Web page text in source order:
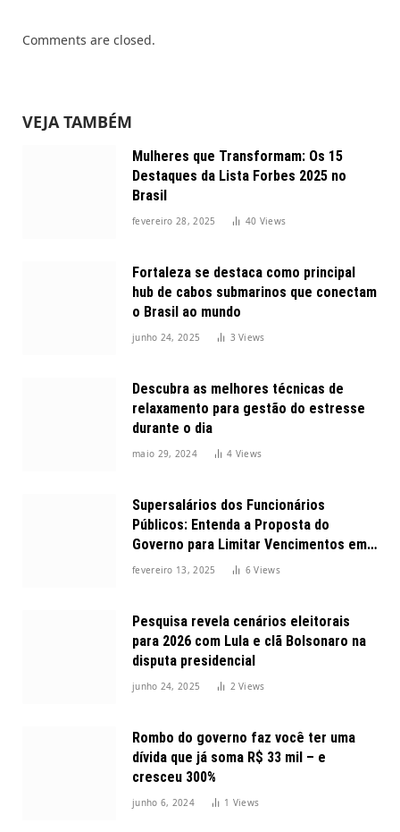
Comments are closed.
VEJA TAMBÉM
Mulheres que Transformam: Os 15
Destaques da Lista Forbes 2025 no
Brasil
fevereiro 28, 2025 40 Views
Fortaleza se destaca como principal
hub de cabos submarinos que conectam
o Brasil ao mundo
junho 24, 2025 3Views
Descubra as melhores técnicas de
relaxamento para gestão do estresse
durante o dia
maio 29, 2024 4 Views
Supersalários dos Funcionários
Públicos: Entenda a Proposta do
Governo para Limitar Vencimentos em
2025
fevereiro 13, 2025 6Views
Pesquisa revela cenários eleitorais
para 2026 com Lula e clã Bolsonaro na
disputa presidencial
junho 24, 2025 2Views
Rombo do governo faz você ter uma
dívida que já soma R$ 33 mil – e
cresceu 300%
junho 6, 2024 1 Views